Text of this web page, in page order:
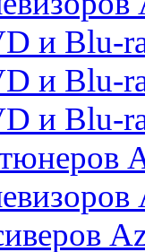
и Blu-
и Blu-
и Blu-